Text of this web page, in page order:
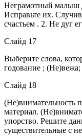
Неграмотный малыш
Исправьте их.
счастьем . 2. Не дуг
Слайд 17
Выберите слова,
годование ;
Слайд 18
(Не)внимательность
материал.
упорство. Решите
существительные с